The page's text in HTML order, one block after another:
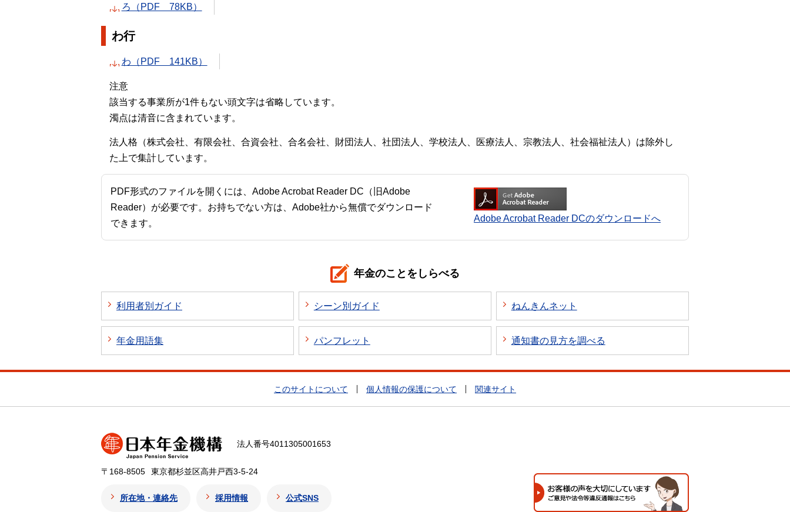
ろ（PDF 78KB）
わ行
わ（PDF 141KB）
注意
該当する事業所が1件もない頭文字は省略しています。
濁点は清音に含まれています。
法人格（株式会社、有限会社、合資会社、合名会社、財団法人、社団法人、学校法人、医療法人、宗教法人、社会福祉法人）は除外し
た上で集計しています。
PDF形式のファイルを開くには、Adobe Acrobat Reader DC（旧Adobe
Reader）が必要です。お持ちでない方は、Adobe社から無償でダウンロード
できます。
Adobe Acrobat Reader DCのダウンロードへ
年金のことをしらべる
利用者別ガイド シーン別ガイド ねんきんネット
年金用語集 パンフレット 通知書の見方を調べる
このサイトについて 個人情報の保護について 関連サイト
法人番号4011305001653
〒168-8505 東京都杉並区高井戸西3-5-24
所在地・連絡先 採用情報 公式SNS